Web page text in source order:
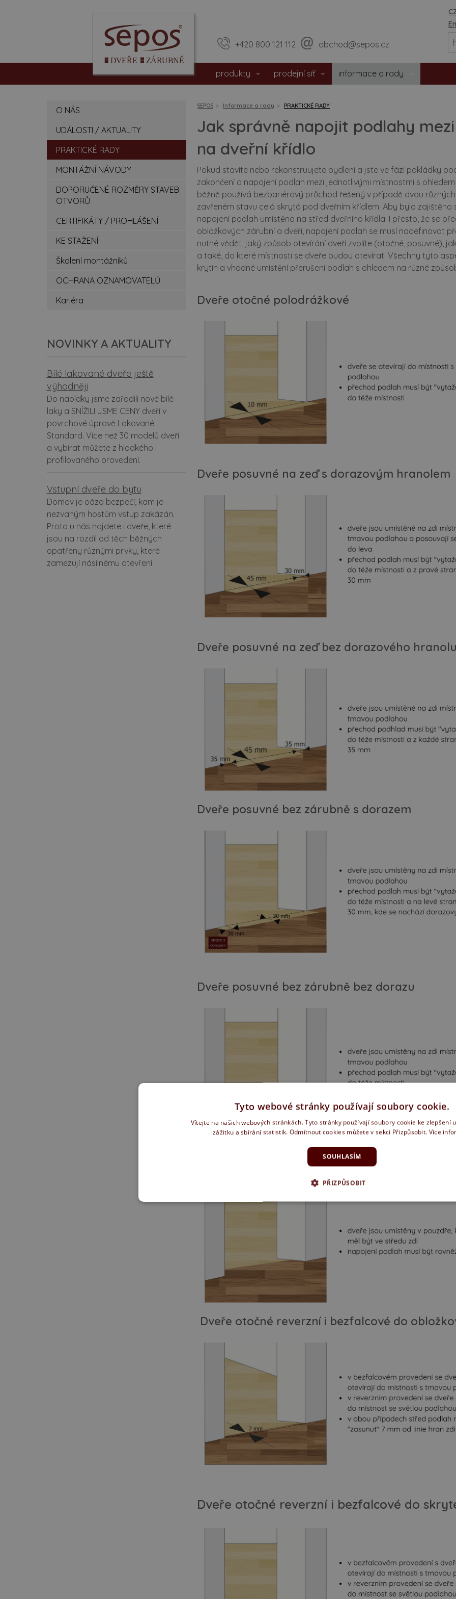
+420 800 121 112 obchod@sepos.cz
produkty
vchodové dveře
bezpečnostní dveře
protipožární dveře
hpl dveře
dveře s matným povrchem
speciální dveře
zárubně a systémy
celoskleněné dveře
doplňky
prodejní síť
sídlo firmy
informace a rady
události / aktuality
montážní návody
doporučené rozměry staveb.
certifikáty / prohlášení
ke stažení
školení montážníků
kariéra
SEPOS Informace a rady PRAKTICKÉ RADY
Jak správně napojit podlahy
na dveřní křídlo
Pokud stavíte nebo rekonstruujete bydlení a jste ve fázi pokládky
zakončení a napojení podlah mezi jednotlivými místnostmi s
běžně používá bezbariérový průchod řešený v případě dvou
zavřeném stavu celá skrytá pod dveřním křídlem. Aby bylo
napojení podlah umístěno na střed dveřního křídla. I přesto, že se
obložkových zárubní a dveří, napojení podlah se musí nadefinovat
nutné vědět, jaký způsob otevírání dveří zvolíte (otočné, posuvné),
a také, do které místnosti se dveře budou otevírat. Všechny tyto
krytin a vhodné umístění přerušení podlah s ohledem na různé
Dveře otočné polodrážkové
Dveře posuvné na zeď s dorazovým hranolem
Dveře posuvné na zeď bez dorazového
Dveře posuvné bez zárubně s dorazem
Dveře posuvné bez zárubně bez dorazu
Dveře posuvné do pouzdra
Dveře otočné reverzní i bezfalcové do
Dveře otočné reverzní i bezfalcové do
O NÁS
UDÁLOSTI / AKTUALITY
PRAKTICKÉ RADY
MONTÁŽNÍ NÁVODY
DOPORUČENÉ ROZMĚRY STAVEB.
OTVORŮ
CERTIFIKÁTY / PROHLÁŠENÍ
KE STAŽENÍ
Školení montážníků
OCHRANA OZNAMOVATELŮ
Kariéra
NOVINKY A AKTUALITY
Bílé lakované dveře ještě
výhodněji
Do nabídky jsme zařadili nové bílé
laky a SNÍŽILI JSME CENY dveří v
povrchové úpravě Lakované
Standard. Více než 30 modelů dveří
a vybírat můžete z hladkého i
profilovaného provedení.
Vstupní dveře do bytu
Domov je oáza bezpečí, kam je
nezvaným hostům vstup zakázán.
Proto u nás najdete i dveře, které
jsou na rozdíl od těch běžných
opatřeny různými prvky, které
zamezují násilnému otevření.
Tyto webové stránky používají soubory cookie.
Vítejte na našich webových stránkách. Tyto stránky používají soubory cookie ke zlepšení
zážitku a sbírání statistik. Odmítnout cookies můžete v sekci Přizpůsobit. Více
SOUHLASÍM
PŘIZPŮSOBIT